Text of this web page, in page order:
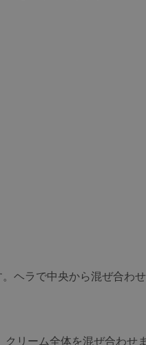
ヘラで中央から混ぜ合わ
クリーム全体を混ぜ合わせ